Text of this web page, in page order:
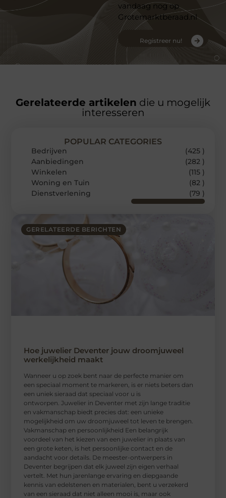
vandaag nog op
Grotemarktberaad.nl
Registreer nu!
Gerelateerde artikelen die u mogelijk
interesseren
GERELATEERDE BERICHTEN
Hoe juwelier Deventer jouw droomjuweel
werkelijkheid maakt
Wanneer u op zoek bent naar de perfecte manier om
een speciaal moment te markeren, is er niets beters dan
een uniek sieraad dat speciaal voor u is
ontworpen. Juwelier in Deventer met zijn lange traditie
en vakmanschap biedt precies dat: een unieke
mogelijkheid om uw droomjuweel tot leven te brengen.
Vakmanschap en persoonlijkheid Een belangrijk
voordeel van het kiezen van een juwelier in plaats van
een grote keten, is het persoonlijke contact en de
aandacht voor details. De meester-ontwerpers in
Deventer begrijpen dat elk juweel zijn eigen verhaal
vertelt. Met hun jarenlange ervaring en diepgaande
kennis van edelstenen en materialen, bent u verzekerd
van een sieraad dat niet alleen mooi is, maar ook
POPULAR CATEGORIES
Bedrijven
(425 )
Aanbiedingen
(282 )
Winkelen
(115 )
Woning en Tuin
(82 )
Dienstverlening
(79 )